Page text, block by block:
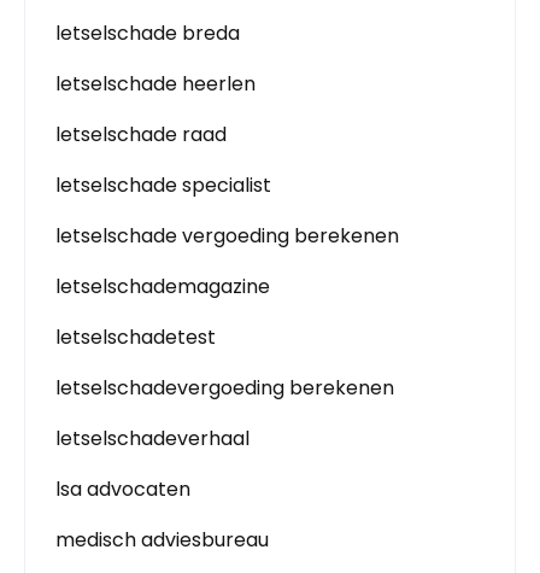
letselschade breda
letselschade heerlen
letselschade raad
letselschade specialist
letselschade vergoeding berekenen
letselschademagazine
letselschadetest
letselschadevergoeding berekenen
letselschadeverhaal
lsa advocaten
medisch adviesbureau